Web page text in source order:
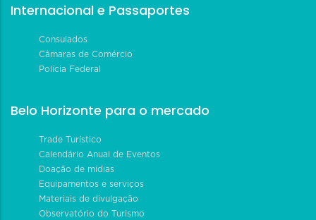
Internacional e Passaportes
Consulados
Câmaras de Comércio
Polícia Federal
Belo Horizonte para o mercado
Trade Turístico
Calendário Anual de Eventos
Doação de mídias
Equipamentos e serviços
Materiais de divulgação
Observatório do Turismo